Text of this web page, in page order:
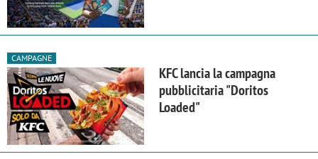
CAMPAGNE
KFC lancia la campagna
pubblicitaria "Doritos
Loaded"